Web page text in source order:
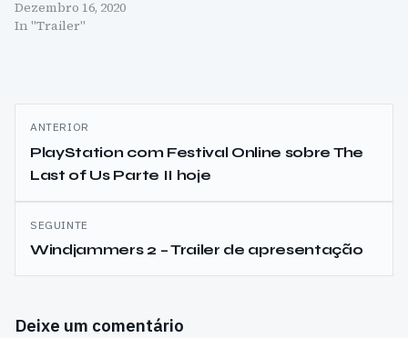
Dezembro 16, 2020
In "Trailer"
Navegação
de
artigos
ANTERIOR
PlayStation com Festival Online sobre The
Last of Us Parte II hoje
SEGUINTE
Windjammers 2 – Trailer de apresentação
Deixe um comentário